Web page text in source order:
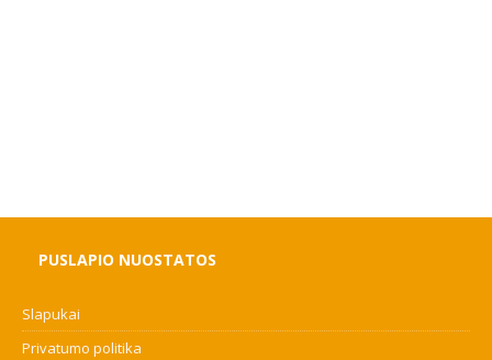
PUSLAPIO NUOSTATOS
Slapukai
Privatumo politika